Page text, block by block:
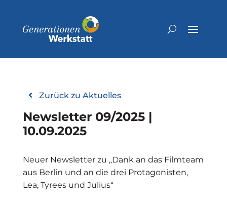
Zurück zu Aktuelles
Newsletter 09/2025 |
10.09.2025
Neuer Newsletter zu „Dank an das Filmteam
aus Berlin und an die drei Protagonisten,
Lea, Tyrees und Julius“